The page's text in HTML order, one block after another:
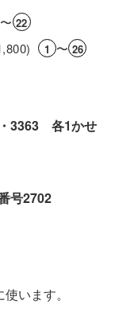
〜 22
1 〜 26
3363 各1かせ
号2702
います。